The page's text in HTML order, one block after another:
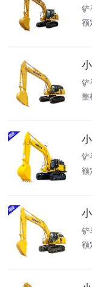
铲
额
铲
整
铲
额
铲
额